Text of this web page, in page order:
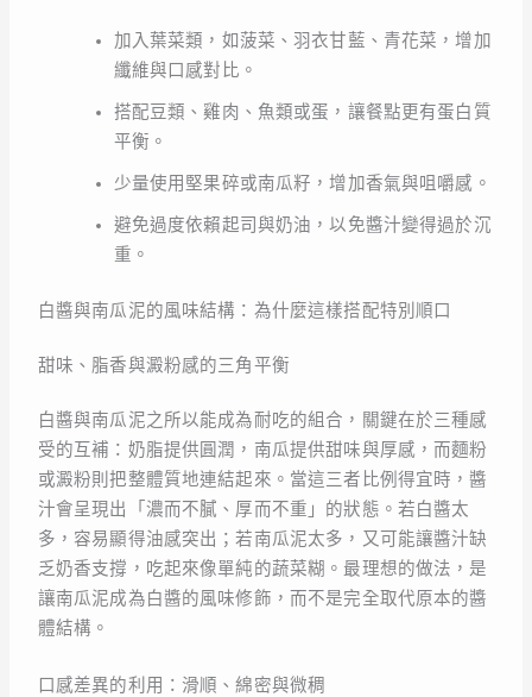
加入葉菜類，如菠菜、羽衣甘藍、青花菜，增加
纖維與口感對比。
搭配豆類、雞肉、魚類或蛋，讓餐點更有蛋白質
平衡。
少量使用堅果碎或南瓜籽，增加香氣與咀嚼感。
避免過度依賴起司與奶油，以免醬汁變得過於沉
重。
白醬與南瓜泥的風味結構：為什麼這樣搭配特別順口
甜味、脂香與澱粉感的三角平衡
白醬與南瓜泥之所以能成為耐吃的組合，關鍵在於三種感
受的互補：奶脂提供圓潤，南瓜提供甜味與厚感，而麵粉
或澱粉則把整體質地連結起來。當這三者比例得宜時，醬
汁會呈現出「濃而不膩、厚而不重」的狀態。若白醬太
多，容易顯得油感突出；若南瓜泥太多，又可能讓醬汁缺
乏奶香支撐，吃起來像單純的蔬菜糊。最理想的做法，是
讓南瓜泥成為白醬的風味修飾，而不是完全取代原本的醬
體結構。
口感差異的利用：滑順、綿密與微稠